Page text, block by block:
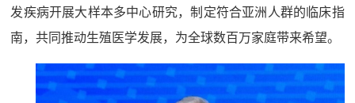
发疾病开展大样本多中心研究，制定符合亚洲人群的临床指
南，共同推动生殖医学发展，为全球数百万家庭带来希望。